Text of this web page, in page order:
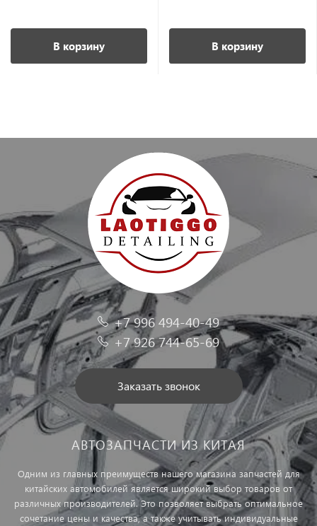
В корзину В корзину
+7 996 494-40-49
+7 926 744-65-69
Заказать звонок
АВТОЗАПЧАСТИ ИЗ КИТАЯ
Одним из главных преимуществ нашего магазина запчастей для
китайских автомобилей является широкий выбор товаров от
различных производителей. Это позволяет выбрать оптимальное
сочетание цены и качества, а также учитывать индивидуальные